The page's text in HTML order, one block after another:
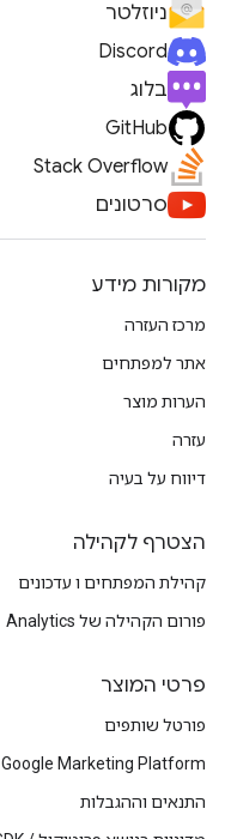
ניוזלטר
Discord
בלוג
GitHub
Stack Overflow
סרטונים
מקורות מידע
מרכז העזרה
אתר למפתחים
הערות מוצר
עזרה
דיווח על בעיה
הצטרף לקהילה
קהילת המפתחים ו עדכונים
פורום הקהילה של Analytics
פרטי המוצר
פורטל שותפים
Google Marketing Platform
התנאים וההגבלות